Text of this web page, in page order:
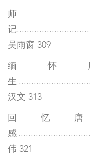
师
记
吴雨窗 309
缅怀
生
汉文 313
回忆
感
伟 321